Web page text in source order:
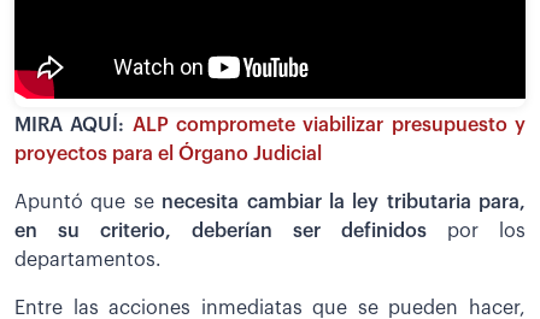
MIRA AQUÍ: ALP compromete viabilizar presupuesto y
proyectos para el Órgano Judicial
Apuntó que se necesita cambiar la ley tributaria para,
en su criterio, deberían ser definidos por los
departamentos.
Entre las acciones inmediatas que se pueden hacer,